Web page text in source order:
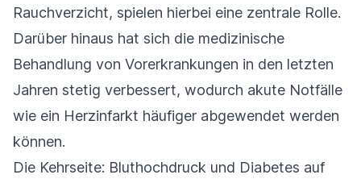
Rauchverzicht, spielen hierbei eine zentrale Rolle.
Darüber hinaus hat sich die medizinische
Behandlung von Vorerkrankungen in den letzten
Jahren stetig verbessert, wodurch akute Notfälle
wie ein Herzinfarkt häufiger abgewendet werden
können.
Die Kehrseite: Bluthochdruck und Diabetes auf